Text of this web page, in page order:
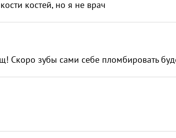
костей, но я не врач
Скоро зубы сами себе пломбировать